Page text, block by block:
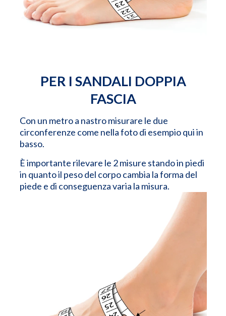
PER I SANDALI DOPPIA
FASCIA
Con un metro a nastro misurare le due
circonferenze come nella foto di esempio qui in
basso.
È importante rilevare le 2 misure stando in piedi
in quanto il peso del corpo cambia la forma del
piede e di conseguenza varia la misura.